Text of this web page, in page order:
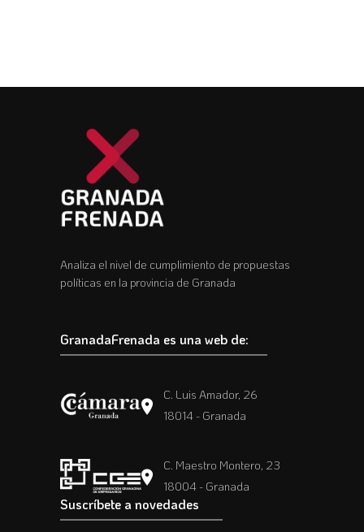
Analiza el nivel de cumplimiento de propuestas
políticas en la provincia de Granada
GranadaFrenada es una web de:
C. Luis Amador, 26
18014 - Granada
C. Maestro Montero, 23
18004 - Granada
Suscríbete a novedades